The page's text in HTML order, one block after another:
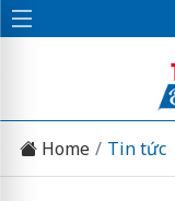
Home Tin tức